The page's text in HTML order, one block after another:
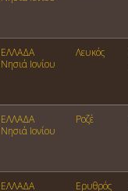
ΕΛΛΑΔΑ
Νησιά Ιονίου
Λευκός
ΕΛΛΑΔΑ
Νησιά Ιονίου
Ροζέ
ΕΛΛΑΔΑ Ερυθρός